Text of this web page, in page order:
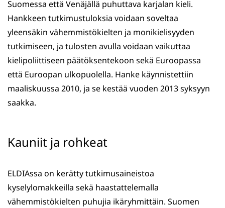
Suomessa että Venäjällä puhuttava karjalan kieli.
Hankkeen tutkimustuloksia voidaan soveltaa
yleensäkin vähemmistökielten ja monikielisyyden
tutkimiseen, ja tulosten avulla voidaan vaikuttaa
kielipoliittiseen päätöksentekoon sekä Euroopassa
että Euroopan ulkopuolella. Hanke käynnistettiin
maaliskuussa 2010, ja se kestää vuoden 2013 syksyyn
saakka.
Kauniit ja rohkeat
ELDIAssa on kerätty tutkimusaineistoa
kyselylomakkeilla sekä haastattelemalla
vähemmistökielten puhujia ikäryhmittäin. Suomen